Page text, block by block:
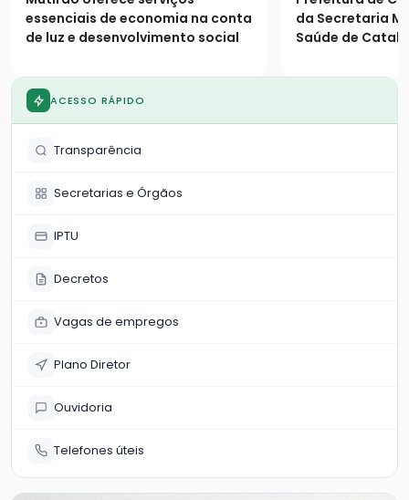
população
essenciais de economia na conta
de luz e desenvolvimento social
da Secretaria
Saúde de
população
ACESSO RÁPIDO
Transparência
Secretarias e Órgãos
IPTU
Decretos
Vagas de empregos
Plano Diretor
Ouvidoria
Telefones úteis